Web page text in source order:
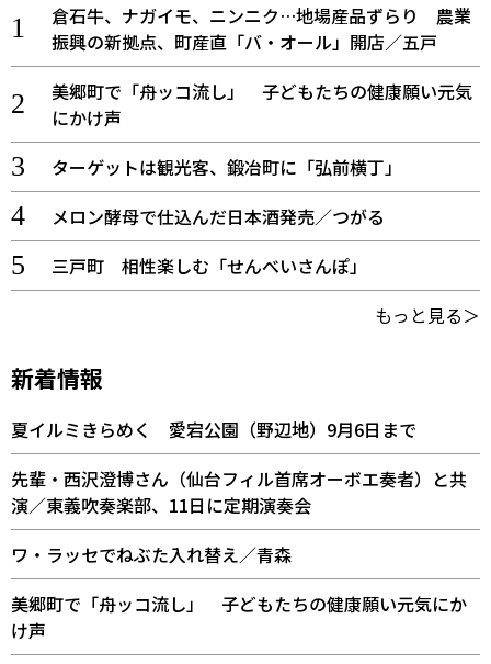
倉石牛、ナガイモ、ニンニク…地場産品ずらり 農業
振興の新拠点、町産直「バ・オール」開店／五戸
美郷町で「舟ッコ流し」 子どもたちの健康願い元気
にかけ声
ターゲットは観光客、鍛冶町に「弘前横丁」
メロン酵母で仕込んだ日本酒発売／つがる
三戸町 相性楽しむ「せんべいさんぽ」
もっと見る＞
新着情報
夏イルミきらめく 愛宕公園（野辺地）9月6日まで
先輩・西沢澄博さん（仙台フィル首席オーボエ奏者）と共
演／東義吹奏楽部、11日に定期演奏会
ワ・ラッセでねぶた入れ替え／青森
美郷町で「舟ッコ流し」 子どもたちの健康願い元気にか
け声